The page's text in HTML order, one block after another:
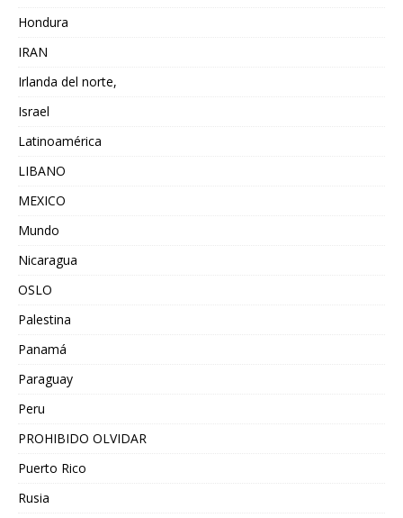
Hondura
IRAN
Irlanda del norte,
Israel
Latinoamérica
LIBANO
MEXICO
Mundo
Nicaragua
OSLO
Palestina
Panamá
Paraguay
Peru
PROHIBIDO OLVIDAR
Puerto Rico
Rusia